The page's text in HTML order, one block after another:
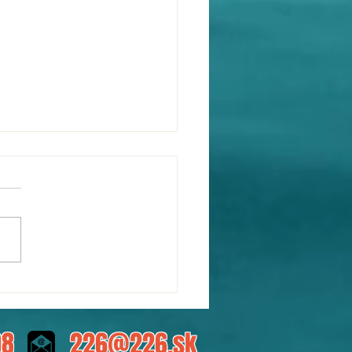
muzikanti, aby sme
Attack triathlon